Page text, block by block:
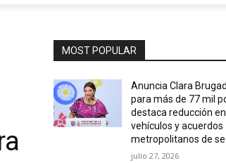
MOST POPULAR
Anuncia Clara
para más de 77 mil
destaca reducción
vehículos y acuerdos
metropolitanos de
julio 27, 2026